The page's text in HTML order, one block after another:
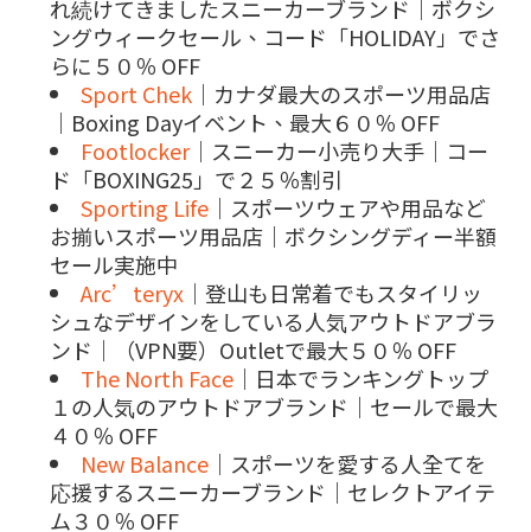
れ続けてきましたスニーカーブランド｜ボクシ
ングウィークセール、コード「HOLIDAY」でさ
らに５０％ OFF
Sport Chek ｜カナダ最大のスポーツ用品店
｜Boxing Dayイベント、最大６０％ OFF
Footlocker｜スニーカー小売り大手｜コー
ド「BOXING25」で２５％割引
Sporting Life ｜スポーツウェアや用品など
お揃いスポーツ用品店｜ボクシングディー半額
セール実施中
Arc’teryx ｜登山も日常着でもスタイリッ
シュなデザインをしている人気アウトドアブラ
ンド｜（VPN要）Outletで最大５０％ OFF
The North Face ｜日本でランキングトップ
１の人気のアウトドアブランド｜セールで最大
４０％ OFF
New Balance ｜スポーツを愛する人全てを
応援するスニーカーブランド｜セレクトアイテ
ム３０％ OFF